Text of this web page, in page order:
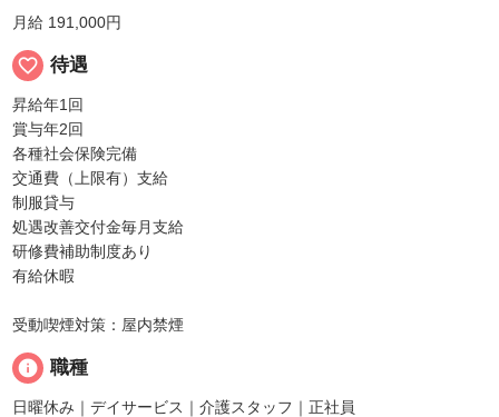
月給 191,000円
favorite_border 待遇
昇給年1回
賞与年2回
各種社会保険完備
交通費（上限有）支給
制服貸与
処遇改善交付金毎月支給
研修費補助制度あり
有給休暇
受動喫煙対策：屋内禁煙
info 職種
日曜休み｜デイサービス｜介護スタッフ｜正社員